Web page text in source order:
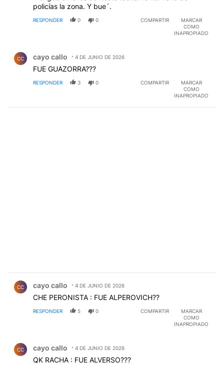
policías la zona. Y bue´.
RESPONDER 0 0 COMPARTIR
MARCAR
COMO
INAPROPIADO
CC cayo callo 4 DE JUNIO DE 2026
FUE GUAZORRA???
RESPONDER 3 0 COMPARTIR
MARCAR
COMO
INAPROPIADO
CC cayo callo 4 DE JUNIO DE 2026
CHE PERONISTA : FUE ALPEROVICH??
RESPONDER 5 0 COMPARTIR
MARCAR
COMO
INAPROPIADO
CC cayo callo 4 DE JUNIO DE 2026
QK RACHA : FUE ALVERSO???